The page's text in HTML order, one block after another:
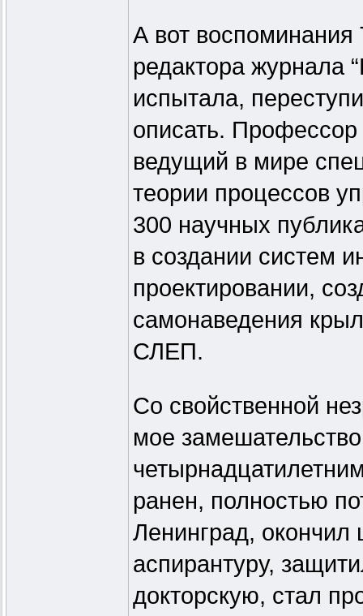
А вот воспоминания
редактора журнала
испытала,
описать.
ведущий в мире
теории процессов
300 научных
в создании систем
проектировании,
самонаведения
СЛЕП.
Со свойственной
мое
ранен, полностью
Ленинград, окончил
аспирантуру,
докторскую, стал